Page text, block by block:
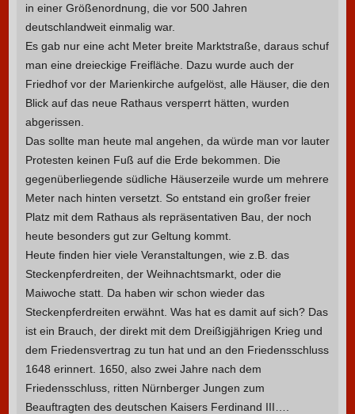
in einer Größenordnung, die vor 500 Jahren
deutschlandweit einmalig war.
Es gab nur eine acht Meter breite Marktstraße, daraus schuf
man eine dreieckige Freifläche. Dazu wurde auch der
Friedhof vor der Marienkirche aufgelöst, alle Häuser, die den
Blick auf das neue Rathaus versperrt hätten, wurden
abgerissen.
Das sollte man heute mal angehen, da würde man vor lauter
Protesten keinen Fuß auf die Erde bekommen. Die
gegenüberliegende südliche Häuserzeile wurde um mehrere
Meter nach hinten versetzt. So entstand ein großer freier
Platz mit dem Rathaus als repräsentativen Bau, der noch
heute besonders gut zur Geltung kommt.
Heute finden hier viele Veranstaltungen, wie z.B. das
Steckenpferdreiten, der Weihnachtsmarkt, oder die
Maiwoche statt. Da haben wir schon wieder das
Steckenpferdreiten erwähnt. Was hat es damit auf sich? Das
ist ein Brauch, der direkt mit dem Dreißigjährigen Krieg und
dem Friedensvertrag zu tun hat und an den Friedensschluss
1648 erinnert. 1650, also zwei Jahre nach dem
Friedensschluss, ritten Nürnberger Jungen zum
Beauftragten des deutschen Kaisers Ferdinand III….